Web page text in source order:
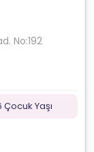
No:192
Çocuk Yaşı